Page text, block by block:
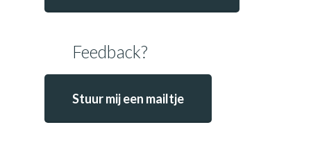
Feedback?
Stuur mij een mailtje